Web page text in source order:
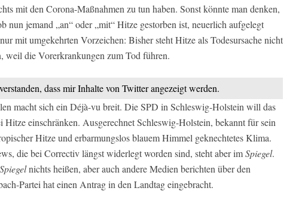
mit den Corona-Maßnahmen zu tun haben. Sonst könnte man denken,
nun jemand „an“ oder „mit“ Hitze gestorben ist, neuerlich aufgelegt
mit umgekehrten Vorzeichen: Bisher steht Hitze als Todesursache nicht
weil die Vorerkrankungen zum Tod führen.
dass mir Inhalte von Twitter angezeigt werden.
macht sich ein Déjà-vu breit. Die SPD in Schleswig-Holstein will das
Hitze einschränken. Ausgerechnet Schleswig-Holstein, bekannt für sein
Hitze und erbarmungslos blauem Himmel geknechtetes Klima.
die bei Correctiv längst widerlegt worden sind, steht aber imSpiegel.
Spiegelnichts heißen, aber auch andere Medien berichten über den
Partei hat einen Antrag in den Landtag eingebracht.